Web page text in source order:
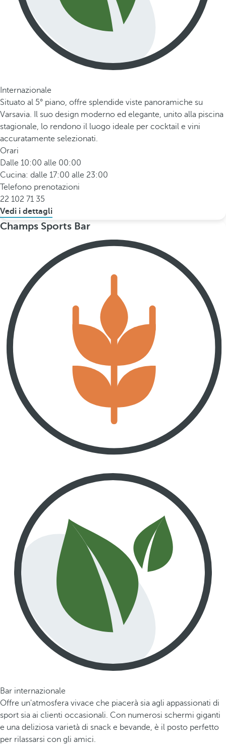
Internazionale
Situato al 5° piano, offre splendide viste panoramiche su
Varsavia. Il suo design moderno ed elegante, unito alla piscina
stagionale, lo rendono il luogo ideale per cocktail e vini
accuratamente selezionati.
Orari
Dalle 10:00 alle 00:00
Cucina: dalle 17:00 alle 23:00
Telefono prenotazioni
22 102 71 35
Vedi i dettagli
Champs Sports Bar
Bar internazionale
Offre un'atmosfera vivace che piacerà sia agli appassionati di
sport sia ai clienti occasionali. Con numerosi schermi giganti
e una deliziosa varietà di snack e bevande, è il posto perfetto
per rilassarsi con gli amici.